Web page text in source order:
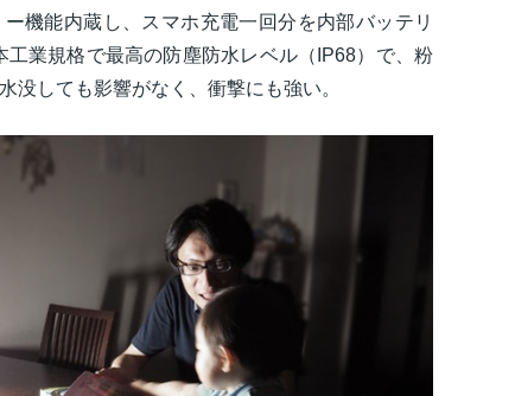
機能内蔵し、スマホ充電一回分を内部バッテリ
業規格で最高の防塵防水レベル（IP68）で、粉
没しても影響がなく、衝撃にも強い。